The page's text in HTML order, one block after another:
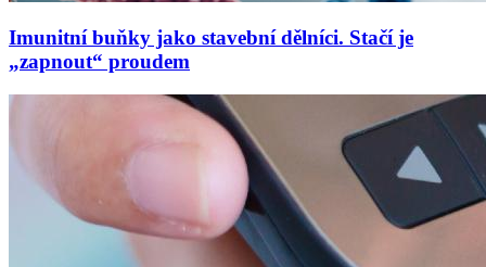
Imunitní buňky jako stavební dělníci. Stačí je
„zapnout“ proudem